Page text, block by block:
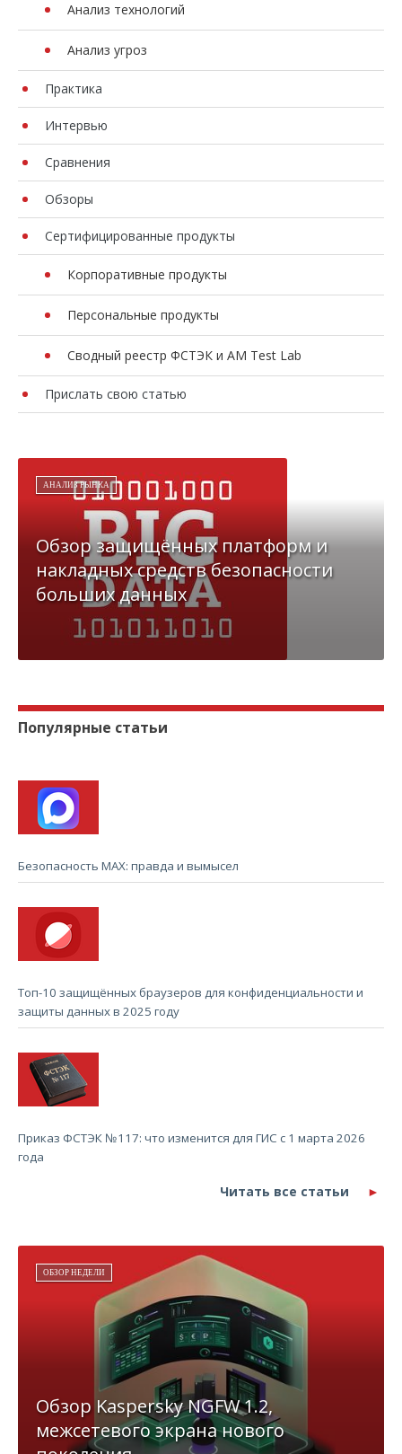
Анализ технологий
Анализ угроз
Практика
Интервью
Сравнения
Обзоры
Сертифицированные продукты
Корпоративные продукты
Персональные продукты
Сводный реестр ФСТЭК и AM Test Lab
Прислать свою статью
АНАЛИЗ РЫНКА
Обзор защищённых платформ и
накладных средств безопасности
больших данных
Популярные статьи
Безопасность MAX: правда и вымысел
Топ-10 защищённых браузеров для конфиденциальности и
защиты данных в 2025 году
Приказ ФСТЭК №117: что изменится для ГИС с 1 марта 2026
года
Читать все статьи
ОБЗОР НЕДЕЛИ
Обзор Kaspersky NGFW 1.2,
межсетевого экрана нового